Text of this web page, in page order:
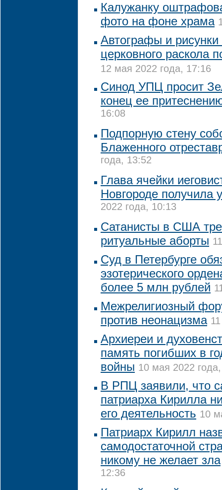
Калужанку
фото на фоне храма
Автографы и
церковного раскола
12 мая 2022 года, 17:16
Синод УПЦ просит
конец ее
16:08
Подпорную стену
Блаженного
года, 13:52
Глава ячейки
Новгороде получила
2022 года, 10:13
Сатанисты в США
ритуальные аборты
Суд в Петербурге
эзотерического
более 5 млн рублей
Межрелигиозный
против неонацизма
Архиереи и
память погибших в
войны 10 мая 2022
В РПЦ заявили, что
патриарха Кирилла
его деятельность 10
Патриарх Кирилл
самодостаточной
никому не желает зла
12:36